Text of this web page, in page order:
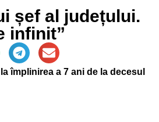
șef al județului.
infinit”
împlinirea a 7 ani de la decesul